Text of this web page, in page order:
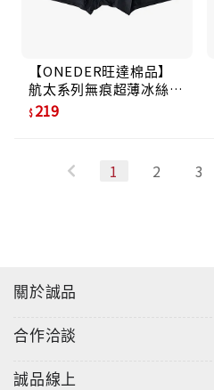
【ONEDER旺達棉品】
航太系列無痕超薄冰絲貼
身褲/ 莫代爾黑/ M
219
1 2 3
關於誠品
合作洽談
誠品線上